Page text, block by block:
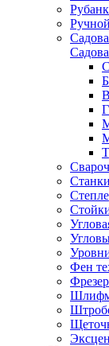
Станки
Фен